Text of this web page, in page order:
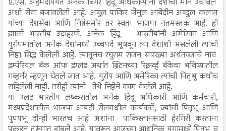
अशी सेवा बजावलेली आहे. अबुल पाकिर जैनुल आबेदीन अब्दुल कलाम
यांच्या देशसेवा आणि निष्ठेसमोर तर स्वतः भाजपा नतमस्तक आहे. ही
झाली भारतीय उदाहरणे. अनेक हिंदू भारतीयांनी अमेरिका आणि
युरोपमातील अनेक देशांमध्ये उच्चपदे भूषवून त्या देशांशी असलेली त्यांची
निष्ठा सिद्ध केलेली आहे. त्यातूनच रघुराम राजन सारख्या अर्थतज्ज्ञाचे नाव
इम्पेरियल बँक ऑफ इंग्लंड अर्थात ब्रिटनच्या रिझर्व्ह बँकेचा भविष्यातील
गव्हर्नर म्हणून घेतले जात आहे. युरोप आणि अमेरिका त्यांची पितृभू कधीच
राहिलेली नाही. तरीही त्यांनी तेथे निष्ठेने काम केलेले आहे.
या उलट भारतीय लष्करातील अनेक हिंदू अधिकारी आणि कर्मचारी,
मध्यप्रदेशातील भाजपा आयटी सेलमधील कार्यकर्ते, ज्यांची पितृभू आणि
पुण्यभू दोन्ही भारतच आहे अशांना पाकिस्तानसाठी हेरगिरी करताना